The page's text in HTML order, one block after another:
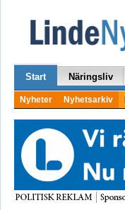
Start Näringsliv
Nyheter Nyhetsarkiv